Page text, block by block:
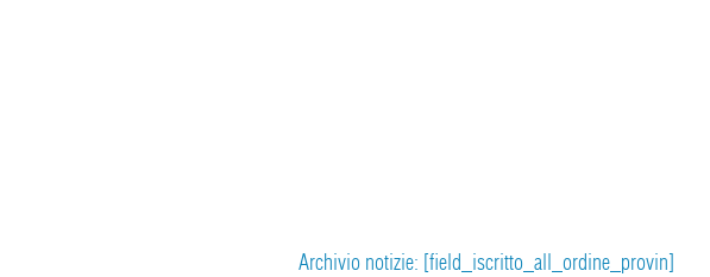
Archivio notizie: [field_iscritto_all_ordine_provin]